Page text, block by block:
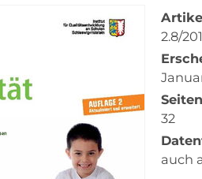
2.8/
32
auch